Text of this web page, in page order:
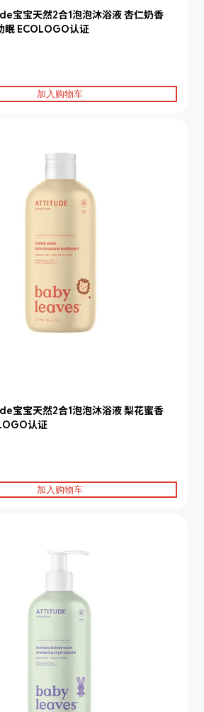
宝宝天然2合1泡泡沐浴液 杏仁奶香
眠 ECOLOGO认证
加入购物车
宝宝天然2合1泡泡沐浴液 梨花蜜香
认证
加入购物车